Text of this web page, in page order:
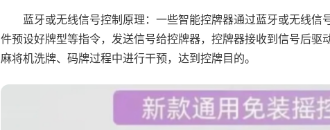
蓝牙或无线信号控制原理：一些智能控牌器通过蓝牙或无线信
件预设好牌型等指令，发送信号给控牌器，控牌器接收到信号后驱
麻将机洗牌、码牌过程中进行干预，达到控牌目的。